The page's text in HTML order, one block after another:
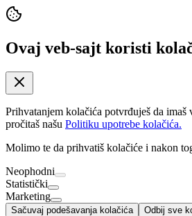
Ovaj veb-sajt koristi
Prihvatanjem kolačića potvrđuješ da
pročitaš našu Politiku upotrebe kolačića.
Molimo te da prihvatiš kolačiće i nakon
Neophodni
Statistički
Marketing
Sačuvaj podešavanja kolačića Odbij sve